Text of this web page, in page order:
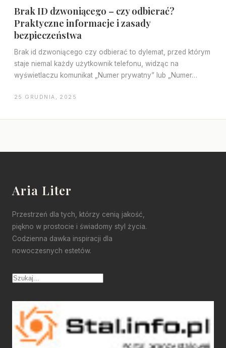
Brak ID dzwoniącego – czy odbierać?
Praktyczne informacje i zasady
bezpieczeństwa
Brak id dzwoniącego czy odbierać to dylemat, przed którym
staje niemal każdy użytkownik telefonu, widząc na
wyświetlaczu komunikat „Numer prywatny” lub „Numer…
25 GRUDNIA, 2025
Aria Liter
Przestrzeń dla tych, którzy cenią jakość,
piękno w prostocie i świadomy styl życia.
Codzienna dawka inspiracji dla
nowoczesnych estetów.